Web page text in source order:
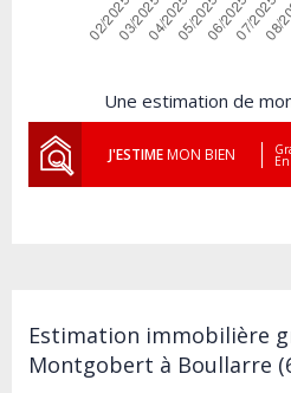
Une estimation de
J'ESTIMEMON BIEN
Estimation immobilière
Montgobert à Boullarre